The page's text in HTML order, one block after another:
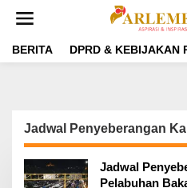
t
BERITA DPRD & KEBIJAKAN
Jadwal Penyeberangan
Jadwal
Pelabuhan